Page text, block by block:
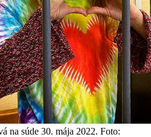
na súde 30. mája 2022. Foto: